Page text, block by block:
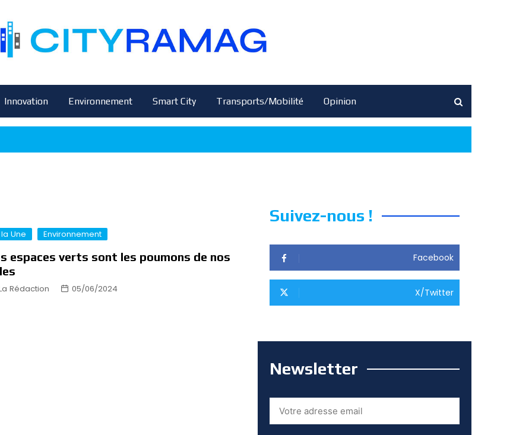
Innovation Environnement Smart City Transports/Mobilité Opinion
Une Environnement
espaces verts sont les poumons de nos
Rédaction 05/06/2024
Suivez-nous !
Facebook
X/Twitter
Newsletter